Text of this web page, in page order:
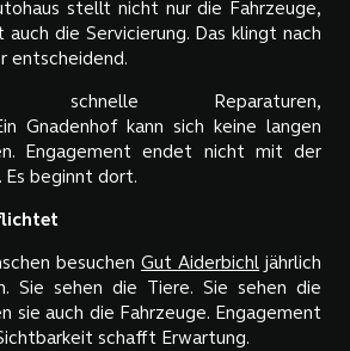
stellt nicht nur die Fahrzeuge,
auch die Servicierung. Das klingt nach
entscheidend.
schnelle Reparaturen,
Gnadenhof kann sich keine langen
Engagement endet nicht mit der
Es beginnt dort.
besuchenGut Aiderbichl jährlich
Sie sehen die Tiere. Sie sehen die
sie auch die Fahrzeuge. Engagement
schafft Erwartung.